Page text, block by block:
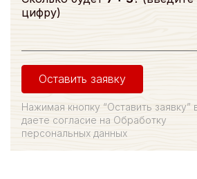
цифру)
Оставить заявку
Нажимая кнопку “Оставить заявку”
даете согласие на Обработку
персональных данных